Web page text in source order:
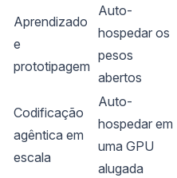
Aprendizado
e
prototipagem
Auto-
hospedar os
pesos
abertos
Codificação
agêntica em
escala
Auto-
hospedar em
uma GPU
alugada